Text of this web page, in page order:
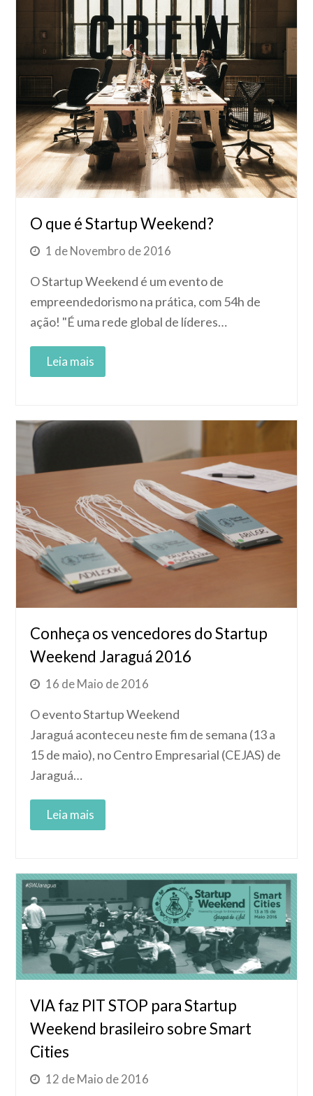
O que é Startup Weekend?
1 de Novembro de 2016
O Startup Weekend é um evento de
empreendedorismo na prática, com 54h de
ação! "É uma rede global de líderes…
Conheça os vencedores do Startup
Weekend Jaraguá 2016
16 de Maio de 2016
O evento Startup Weekend
Jaraguá aconteceu neste fim de semana (13 a
15 de maio), no Centro Empresarial (CEJAS) de
Jaraguá…
VIA faz PIT STOP para Startup
Weekend brasileiro sobre Smart
Cities
12 de Maio de 2016